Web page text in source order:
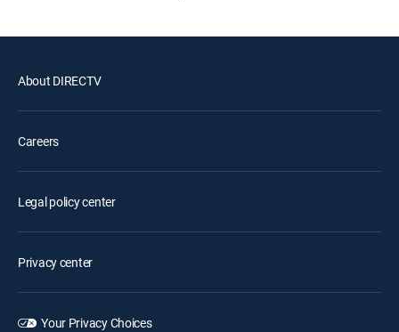
About DIRECTV
Careers
Legal policy center
Privacy center
Your Privacy Choices